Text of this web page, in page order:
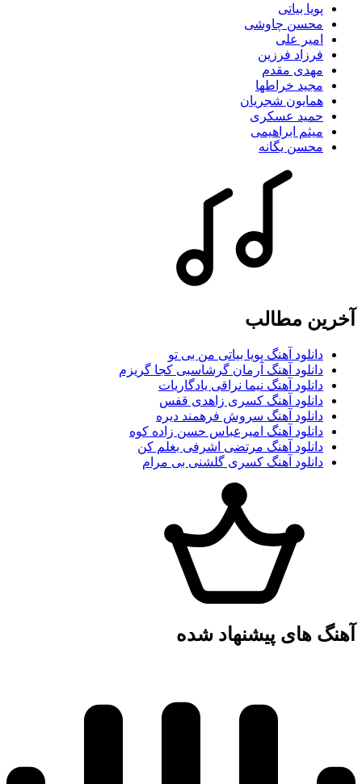
پویا بیاتی
محسن چاوشی
امیر علی
فرزاد فرزین
مهدی مقدم
مجید خراطها
همایون شجریان
حمید عسکری
میثم ابراهیمی
محسن یگانه
آخرین مطالب
دانلود آهنگ پویا بیاتی من بی تو
دانلود آهنگ آرمان گرشاسبی کجا گریزم
دانلود آهنگ نیما نراقی یادگاریات
دانلود آهنگ کسری زاهدی قفس
دانلود آهنگ سروش فرهمند دیره
دانلود آهنگ امیرعباس حسن زاده کوه
دانلود آهنگ مرتضی اشرفی بغلم کن
دانلود آهنگ کسری گلشنی بی مرام
آهنگ های پیشنهاد شده